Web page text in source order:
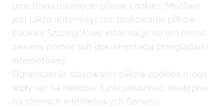
umożliwia usunięcie plików cookies. Możliwe
jest także automatyczne blokowanie plików
cookies Szczegółowe informacje na ten temat
zawiera pomoc lub dokumentacja przeglądarki
internetowej.
Ograniczenia stosowania plików cookies mogą
wpłynąć na niektóre funkcjonalności dostępne
na stronach internetowych Serwisu.